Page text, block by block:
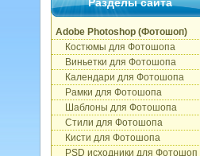
Adobe Photoshop (Фотошоп)
Костюмы для Фотошопа
Виньетки для Фотошопа
Календари для Фотошопа
Рамки для Фотошопа
Шаблоны для Фотошопа
Стили для Фотошопа
Кисти для Фотошопа
PSD исходники для Фотошоп